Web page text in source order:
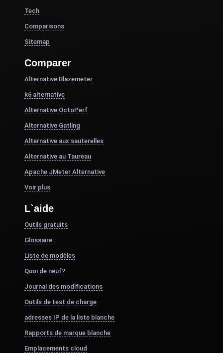
Tech
Comparisons
Sitemap
Comparer
Alternative Blazemeter
k6 alternative
Alternative OctoPerf
Alternative Gatling
Alternative aux sauterelles
Alternative au Taureau
Apache JMeter Alternative
Voir plus
L`aide
Outils gratuits
Glossaire
Liste de modèles
Quoi de neuf?
Journal des modifications
Outils de test de charge
adresses IP de la liste blanche
Rapports de marque blanche
Emplacements cloud